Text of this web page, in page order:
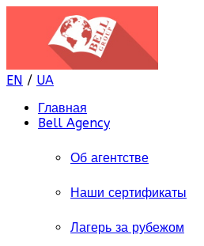
EN / UA
Главная
Bell Agency
Об агентстве
Наши сертификаты
Лагерь за рубежом